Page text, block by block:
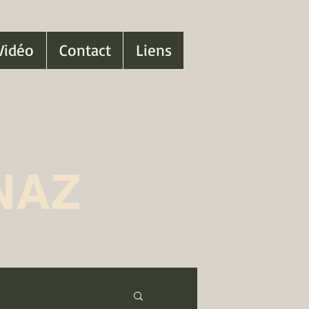
Contact Liens